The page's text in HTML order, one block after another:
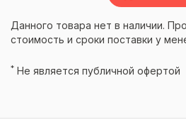
Данного товара нет в наличии.
стоимость и сроки поставки у
* Не является публичной офертой